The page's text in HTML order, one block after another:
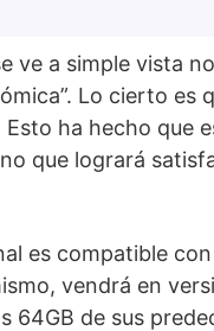
a simple vista
Lo cierto
Esto ha hecho
que logrará
es compatible con
vendrá en
de sus